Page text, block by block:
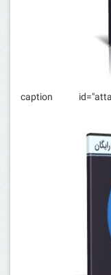
[caption